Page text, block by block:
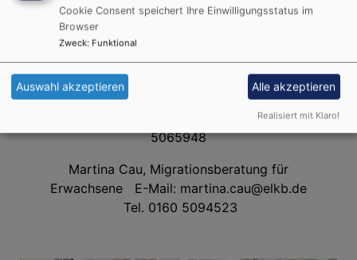
E-Mail:helene.eschenbrenner-
Tel:
Swenja Gawantka, Flüchtlingsberatung
/Sprachbrücke E-Mail:
Tel. 0160
5065948
Martina Cau, Migrationsberatung für
Erwachsene E-Mail: martina.cau@elkb.de
Tel. 0160 5094523
Cookie Consent speichert Ihre Einwilligungsstatus im
Browser
Zweck: Funktional
Auswahl akzeptieren Alle akzeptieren
Realisiert mit Klaro!